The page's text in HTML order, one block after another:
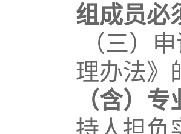
组成员必
（三）
理办法》
（含）